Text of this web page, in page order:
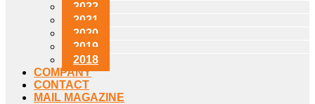
2022
2021
2020
2019
2018
COMPANY
CONTACT
MAIL MAGAZINE